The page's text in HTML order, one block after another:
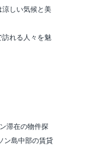
涼しい気候と美
訪れる人々を魅
滞在の物件探
ン島中部の賃貸